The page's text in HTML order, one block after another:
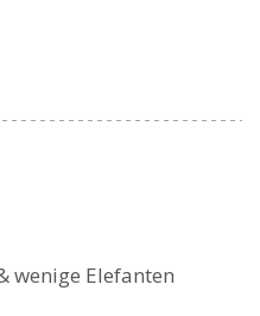
wenige Elefanten